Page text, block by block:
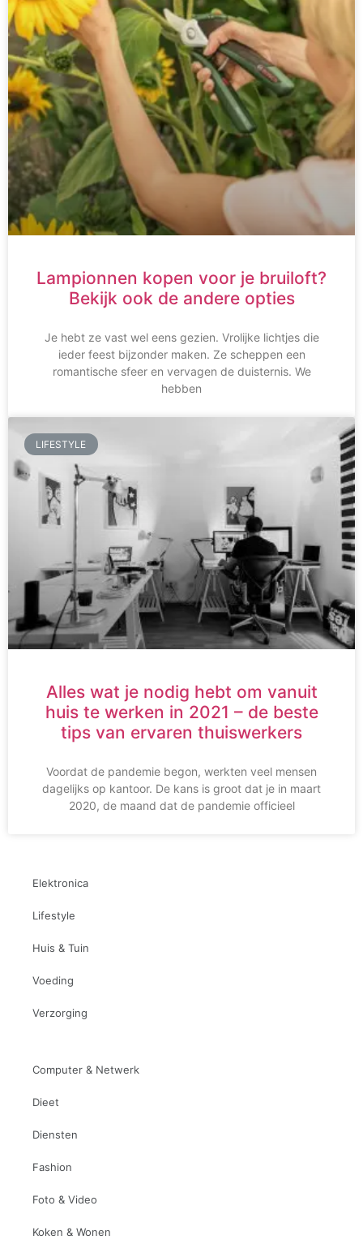
Lampionnen kopen voor je bruiloft?
Bekijk ook de andere opties
Je hebt ze vast wel eens gezien. Vrolijke lichtjes die
ieder feest bijzonder maken. Ze scheppen een
romantische sfeer en vervagen de duisternis. We
hebben
LIFESTYLE
Alles wat je nodig hebt om vanuit
huis te werken in 2021 – de beste
tips van ervaren thuiswerkers
Voordat de pandemie begon, werkten veel mensen
dagelijks op kantoor. De kans is groot dat je in maart
2020, de maand dat de pandemie officieel
Elektronica
Lifestyle
Huis & Tuin
Voeding
Verzorging
Computer & Netwerk
Dieet
Diensten
Fashion
Foto & Video
Koken & Wonen